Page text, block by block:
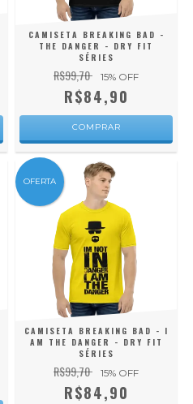
CAMISETA BREAKING BAD -
THE DANGER - DRY FIT
SÉRIES
R$99,70 15% OFF
R$84,90
COMPRAR
OFERTA
CAMISETA BREAKING BAD - I
AM THE DANGER - DRY FIT
SÉRIES
R$99,70 15% OFF
R$84,90